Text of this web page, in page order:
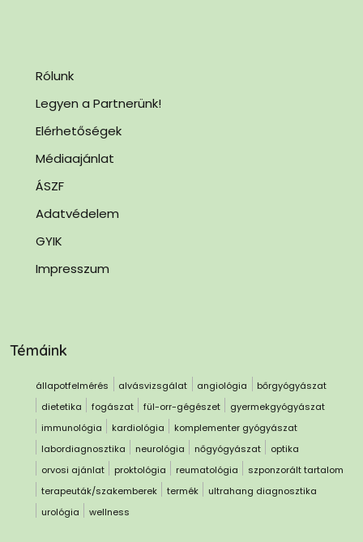
Rólunk
Legyen a Partnerünk!
Elérhetőségek
Médiaajánlat
ÁSZF
Adatvédelem
GYIK
Impresszum
Témáink
állapotfelmérés alvásvizsgálat angiológia
bőrgyógyászat
dietetika
fogászat fül-orr-gégészet
gyermekgyógyászat
immunológia
kardiológia
komplementer gyógyászat
labordiagnosztika
neurológia nőgyógyászat
optika
orvosi ajánlat
proktológia reumatológia
szponzorált tartalom
terapeuták/szakemberek
termék
ultrahang diagnosztika
urológia
wellness